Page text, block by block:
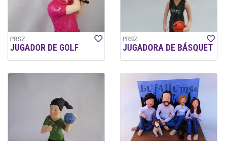
PRSZ
JUGADOR DE GOLF
PRSZ
JUGADORA DE BÁSQUET